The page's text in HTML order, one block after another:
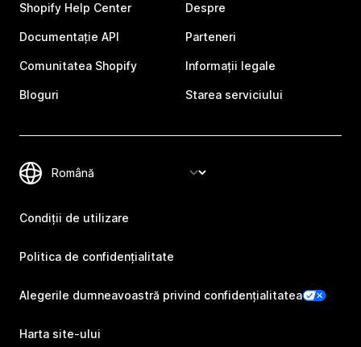
Shopify Help Center
Documentație API
Comunitatea Shopify
Bloguri
Despre
Parteneri
Informații legale
Starea serviciului
Condiții de utilizare
Politica de confidențialitate
Alegerile dumneavoastră privind confidențialitatea
Harta site-ului